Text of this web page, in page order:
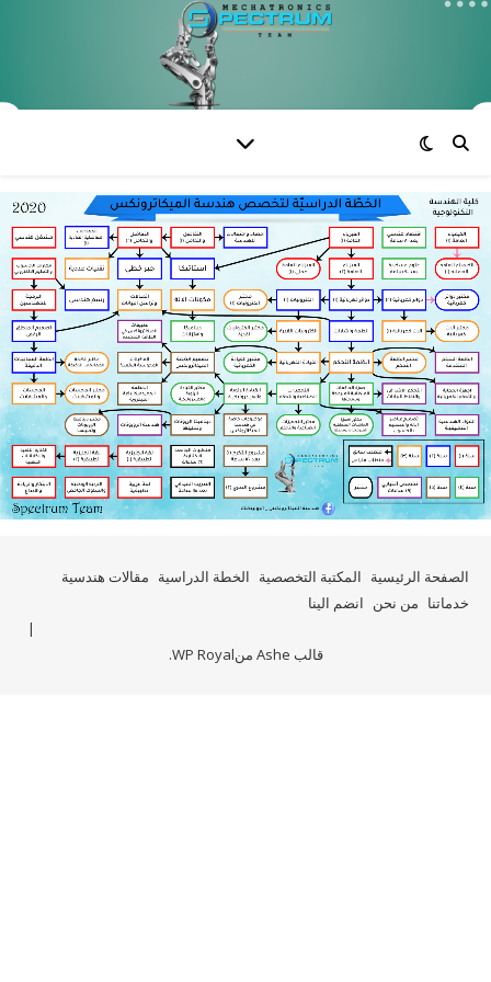
الصفحة الرئيسية المكتبة التخصصية الخطة الدراسية مقالات هندسية
خدماتنا من نحن انضم الينا
قالب Ashe من WP Royal
.